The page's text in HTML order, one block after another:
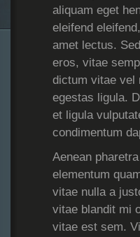
aliquam eget
eleifend
amet lectus.
eros, vitae
dictum vitae vel
egestas ligula.
et ligula
condimentum
Aenean
elementum
vitae nulla a
vitae blandit mi
vitae est sem.